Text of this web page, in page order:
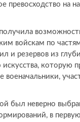
превосходство на
получила
войскам по
и резервов из
искусства, которую
был неверно
в